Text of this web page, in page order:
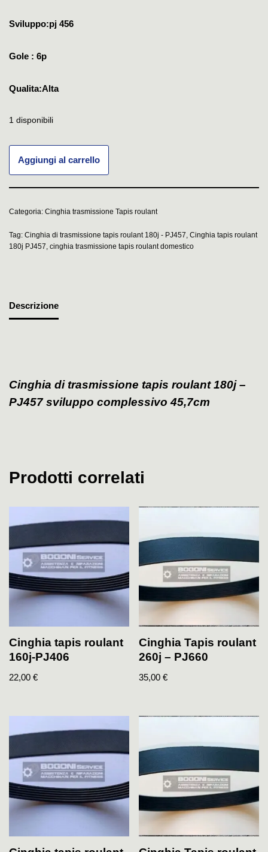
Sviluppo:pj 456
Gole : 6p
Qualita:Alta
1 disponibili
Aggiungi al carrello
Categoria: Cinghia trasmissione Tapis roulant
Tag: Cinghia di trasmissione tapis roulant 180j - PJ457 Cinghia tapis roulant
180j PJ457 cinghia trasmissione tapis roulant domestico
Descrizione
Cinghia di trasmissione tapis roulant 180j –
PJ457 sviluppo complessivo 45,7cm
Prodotti correlati
Cinghia tapis roulant
160j-PJ406
22,00 €
Cinghia Tapis roulant
260j – PJ660
35,00€